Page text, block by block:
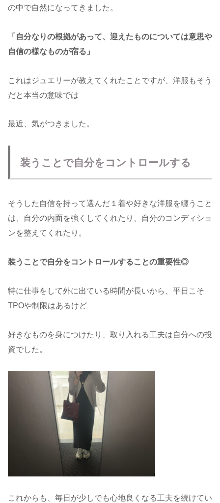
の中で自然になってきました。
「自分なりの根拠があって、迎えたものについては意思や
自信の様なものが宿る」
これはジュエリーが教えてくれたことですが、洋服もそう
だと本当の意味では
最近、気がつきました。
装うことで自分をコントロールする
そうした自信を持って選んだ１着や好きな洋服を纏うこと
は、自分の内面を強くしてくれたり、自分のコンディショ
ンを整えてくれたり。
装うことで自分をコントロールすることの重要性◎
特に仕事をして外に出ている時間が長いから、平日こそ
TPOや制限はあるけど
好きなものを身につけたり、取り入れる工夫は自分への投
資でした。
これからも、毎日が少しでも心地良くなる工夫を続けてい